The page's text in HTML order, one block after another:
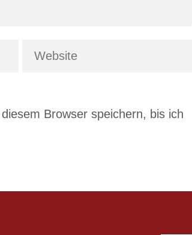
Browser speichern, bis ich